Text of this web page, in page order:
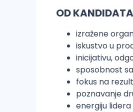
OD
izražene
iskustvo u
inicijativu,
sposobnost
fokus na
poznavanje
energiju